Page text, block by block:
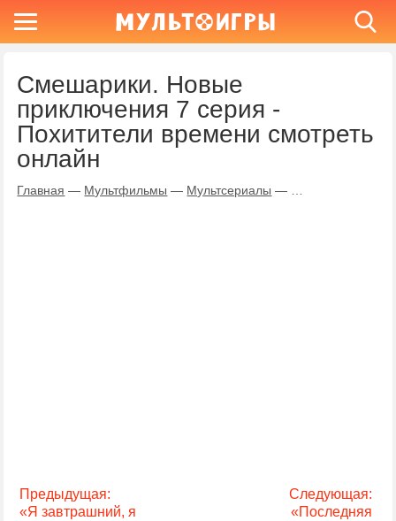
Смешарики. Новые
приключения 7 серия -
Похитители времени смотреть
онлайн
Главная — Мультфильмы — Мультсериалы —
Предыдущая:
«Я завтрашний, я
Следующая:
«Последняя